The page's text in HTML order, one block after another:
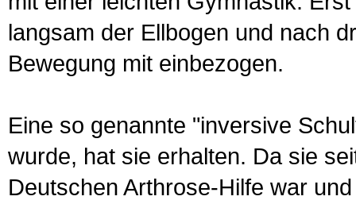
langsam der Ellbogen und nach
Bewegung mit einbezogen.
Eine so genannte "inversive
wurde, hat sie erhalten. Da sie
Deutschen Arthrose-Hilfe war